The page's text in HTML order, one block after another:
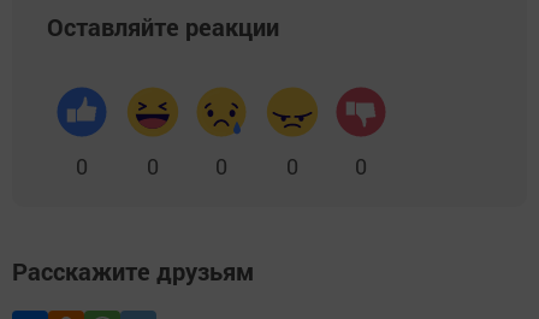
Оставляйте реакции
0 0 0 0 0
Расскажите друзьям